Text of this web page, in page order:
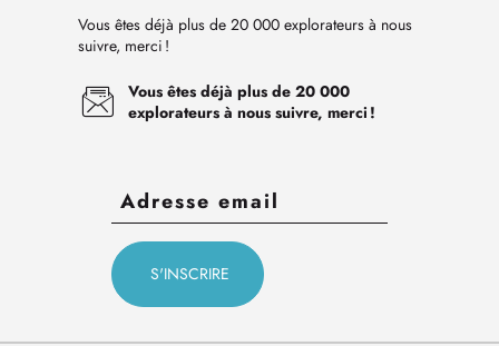
Vous êtes déjà plus de 20 000 explorateurs à nous
suivre, merci !
Vous êtes déjà plus de 20 000
explorateurs à nous suivre, merci !